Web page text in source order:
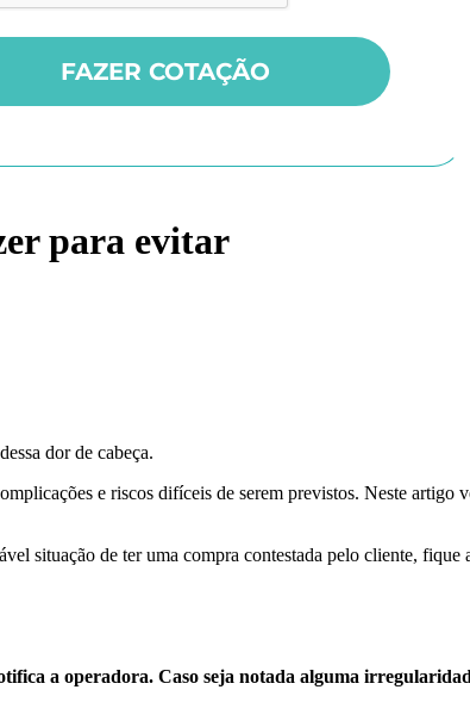
para evitar
dor de cabeça.
e riscos difíceis de serem previstos. Neste
situação de ter uma compra contestada pelo cliente, fique
a operadora. Caso seja notada alguma